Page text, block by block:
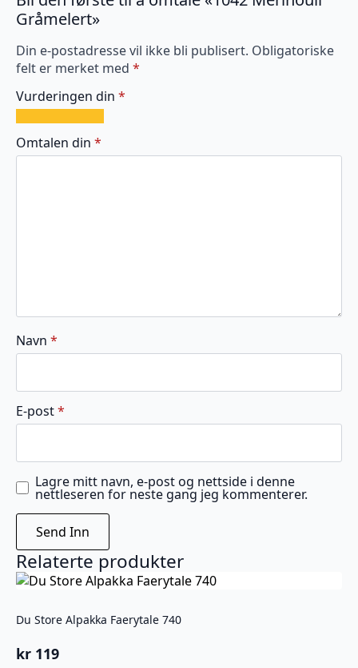
Gråmelert»
Din e-postadresse vil ikke bli publisert. Obligatoriske
felt er merket med *
Vurderingen din *
av
5
av
5
av
5
av
5
av
5
Omtalen din *
Navn *
E-post*
Lagre mitt navn, e-post og nettside i denne
nettleseren for neste gang jeg kommenterer.
Relaterte produkter
Du Store Alpakka Faerytale 740
kr 119